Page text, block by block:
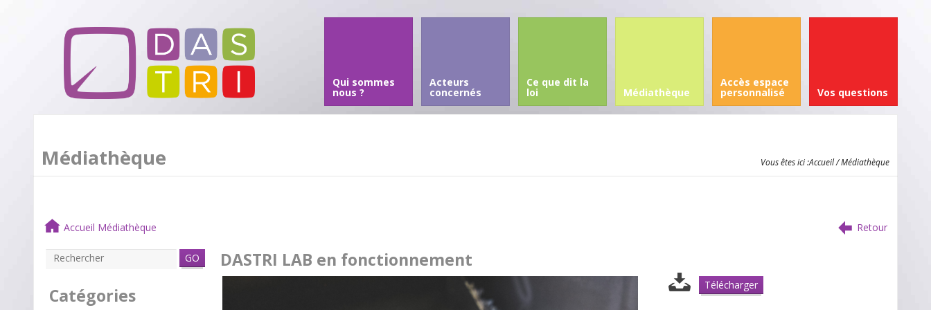
Qui sommes
nous ?
Acteurs
concernés
Ce que dit la
loi Médiathèque
Accès espace
personnalisé Vos questions
Médiathèque Vous êtes ici :Accueil/ Médiathèque
Accueil Médiathèque Retour
GO
Catégories
DASTRI LAB en fonctionnement
Télécharger